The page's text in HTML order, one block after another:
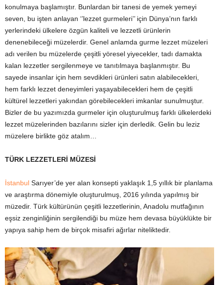
konulmaya başlamıştır. Bunlardan bir tanesi de yemek yemeyi
seven, bu işten anlayan ‘’lezzet gurmeleri’’ için Dünya’nın farklı
yerlerindeki ülkelere özgün kaliteli ve lezzetli ürünlerin
denenebileceği müzelerdir. Genel anlamda gurme lezzet müzeleri
adı verilen bu müzelerde çeşitli yöresel yiyecekler, tadı damakta
kalan lezzetler sergilenmeye ve tanıtılmaya başlanmıştır. Bu
sayede insanlar için hem sevdikleri ürünleri satın alabilecekleri,
hem farklı lezzet deneyimleri yaşayabilecekleri hem de çeşitli
kültürel lezzetleri yakından görebilecekleri imkanlar sunulmuştur.
Bizler de bu yazımızda gurmeler için oluşturulmuş farklı ülkelerdeki
lezzet müzelerinden bazılarını sizler için derledik. Gelin bu leziz
müzelere birlikte göz atalım…
TÜRK LEZZETLERİ MÜZESİ
İstanbul Sarıyer’de yer alan konsepti yaklaşık 1,5 yıllık bir planlama
ve araştırma dönemiyle oluşturulmuş, 2016 yılında yapılmış bir
müzedir. Türk kültürünün çeşitli lezzetlerinin, Anadolu mutfağının
eşsiz zenginliğinin sergilendiği bu müze hem devasa büyüklükte bir
yapıya sahip hem de birçok misafiri ağırlar niteliktedir.